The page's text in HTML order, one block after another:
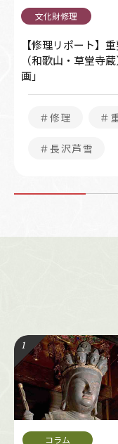
【修理リポート】
（和歌山・草堂寺
画」
＃修理 ＃
＃長沢芦雪